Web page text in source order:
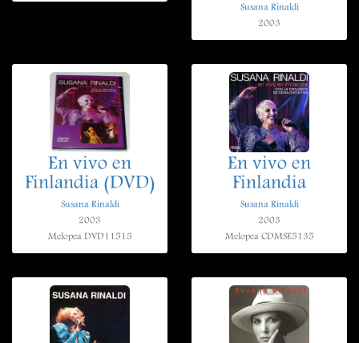
Susana Rinaldi
2003
En vivo en
Finlandia (DVD)
Susana Rinaldi
2003
Melopea DVD11515
En vivo en
Finlandia
Susana Rinaldi
2003
Melopea CDMSE5135